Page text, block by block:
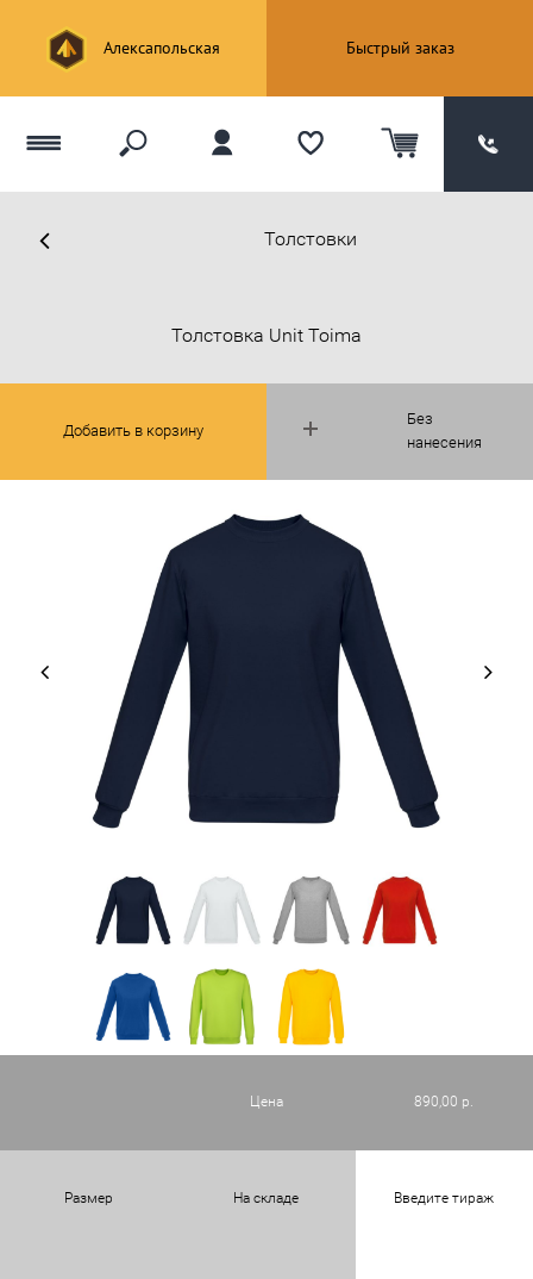
Алексапольская Быстрый заказ
Толстовки
Без
нанесения
Толстовка Unit Toima
Добавить в корзину
Цена 890,00 р.
Размер На складе Введите тираж